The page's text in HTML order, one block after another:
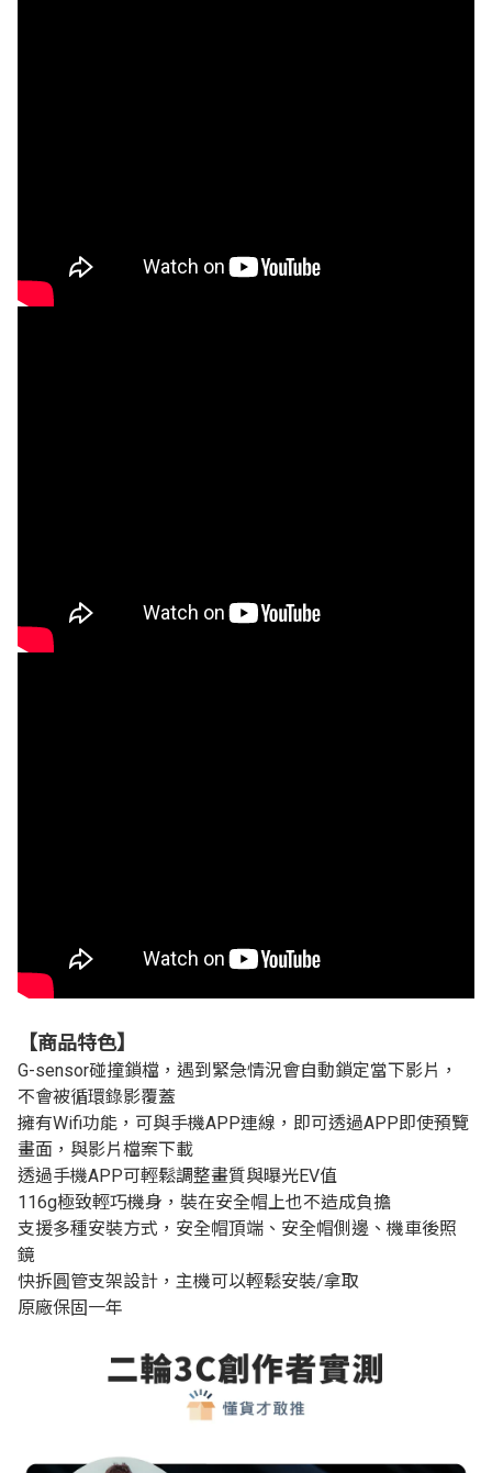
【商品特色】
G-sensor碰撞鎖檔，遇到緊急情況會自動鎖定當下影片，
不會被循環錄影覆蓋
擁有Wifi功能，可與手機APP連線，即可透過APP即使預覽
畫面，與影片檔案下載
透過手機APP可輕鬆調整畫質與曝光EV值
116g極致輕巧機身，裝在安全帽上也不造成負擔
支援多種安裝方式，安全帽頂端、安全帽側邊、機車後照
鏡
快拆圓管支架設計，主機可以輕鬆安裝/拿取
原廠保固一年